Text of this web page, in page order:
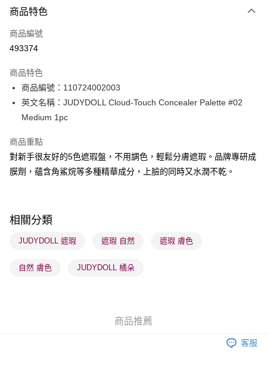
信用卡
Apple Pay
PayMe
WeChat Pay
送貨方式
順豐自助櫃 - 確認發貨後1-3個工作天送達
順豐站及營業點 - 確認發貨後1-3個工作天送達
物流公司進行物流配送
取。逾期會取消訂單，並不會安排重寄
商品特色
商品編號
493374
商品特色
商品編號：110724002003
英文名稱：JUDYDOLL Cloud-Touch Concealer Palette #02
Medium 1pc
商品重點
對新手很友好的5色遮瑕盤，不用調色，輕鬆分膚遮瑕。品牌專研成
膜劑，蘊含角鯊烷等多種精華成分，上臉的同時又水潤不乾。
相關分類
JUDYDOLL 遮瑕 遮瑕 自然 遮瑕 膚色
自然 膚色 JUDYDOLL 橘朵
商品推薦
客服